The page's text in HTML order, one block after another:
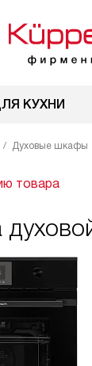
КУХНИ
Духовые шкафы
товара